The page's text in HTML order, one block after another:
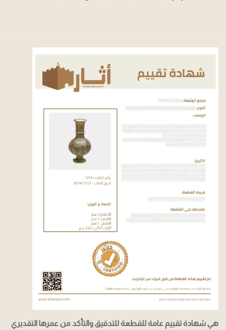
هي شهادة تقييم عامة للقطعة للتدقيق والتأكد من عمرها التقديري